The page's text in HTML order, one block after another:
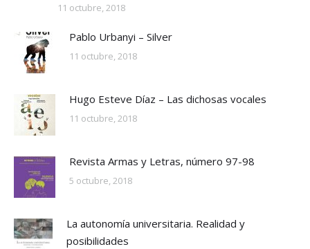
11 octubre, 2018
Pablo Urbanyi – Silver
11 octubre, 2018
Hugo Esteve Díaz – Las dichosas vocales
11 octubre, 2018
Revista Armas y Letras, número 97-98
5 octubre, 2018
La autonomía universitaria. Realidad y
posibilidades